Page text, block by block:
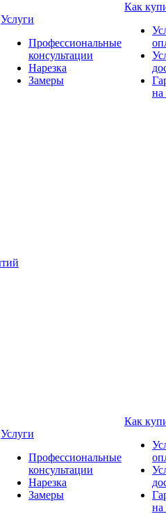
Услуги
Профессиональные
консультации
Нарезка
Замеры
Как
на
Услуги
Профессиональные
консультации
Нарезка
Замеры
Как
на